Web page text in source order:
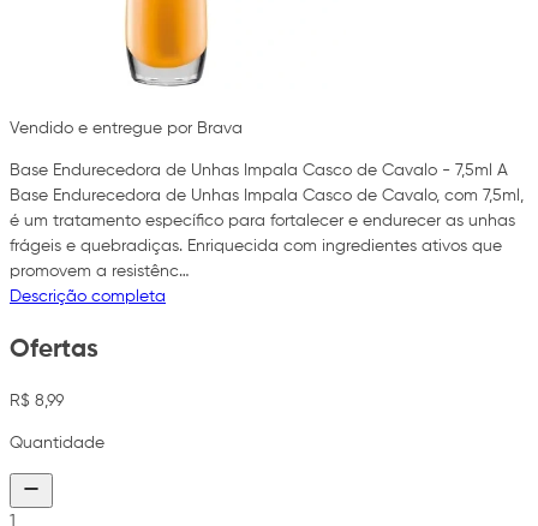
Vendido e entregue por Brava
Base Endurecedora de Unhas Impala Casco de Cavalo - 7,5ml A
Base Endurecedora de Unhas Impala Casco de Cavalo, com 7,5ml,
é um tratamento específico para fortalecer e endurecer as unhas
frágeis e quebradiças. Enriquecida com ingredientes ativos que
promovem a resistênc…
Descrição completa
Ofertas
R$ 8,99
Quantidade
1